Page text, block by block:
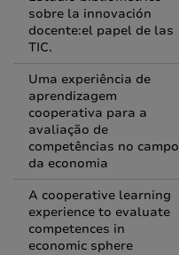
sobre la innovación
docente:el papel de las
TIC.
Uma experiência de
aprendizagem
cooperativa para a
avaliação de
competências no campo
da economia
A cooperative learning
experience to evaluate
competences in
economic sphere